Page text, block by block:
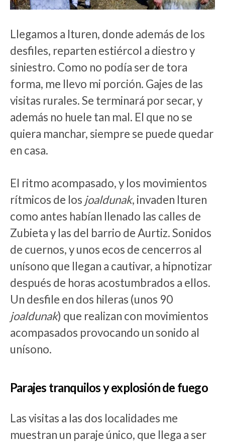
Llegamos a Ituren, donde además de los
desfiles, reparten estiércol a diestro y
siniestro. Como no podía ser de tora
forma, me llevo mi porción. Gajes de las
visitas rurales. Se terminará por secar, y
además no huele tan mal. El que no se
quiera manchar, siempre se puede quedar
en casa.
El ritmo acompasado, y los movimientos
rítmicos de los joaldunak, invaden Ituren
como antes habían llenado las calles de
Zubieta y las del barrio de Aurtiz. Sonidos
de cuernos, y unos ecos de cencerros al
unísono que llegan a cautivar, a hipnotizar
después de horas acostumbrados a ellos.
Un desfile en dos hileras (unos 90
joaldunak) que realizan con movimientos
acompasados provocando un sonido al
unísono.
Parajes tranquilos y explosión de fuego
Las visitas a las dos localidades me
muestran un paraje único, que llega a ser